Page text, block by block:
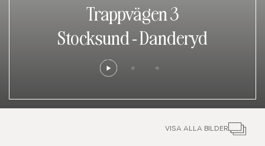
Trappvägen 3
Stocksund-Danderyd
VISA ALLA BILDER